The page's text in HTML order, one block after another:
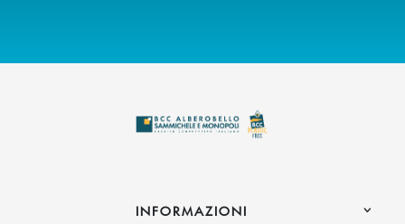
INFORMAZIONI